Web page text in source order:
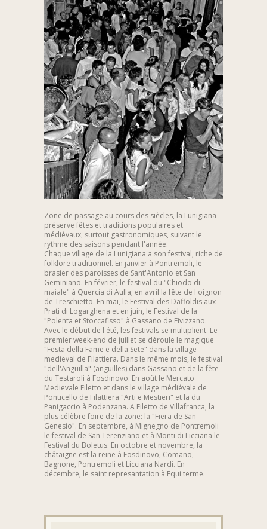
Zone de passage au cours des siècles, la Lunigiana
préserve fêtes et traditions populaires et
médiévaux, surtout gastronomiques, suivant le
rythme des saisons pendant l'année.
Chaque village de la Lunigiana a son festival, riche de
folklore traditionnel. En janvier à Pontremoli, le
brasier des paroisses de Sant'Antonio et San
Geminiano. En février, le festival du "Chiodo di
maiale" à Quercia di Aulla; en avril la fête de l'oignon
de Treschietto. En mai, le Festival des Daffoldis aux
Prati di Logarghena et en juin, le Festival de la
"Polenta et Stoccafisso" à Gassano de Fivizzano.
Avec le début de l'été, les festivals se multiplient. Le
premier week-end de juillet se déroule le magique
"Festa della Fame e della Sete" dans la village
medieval de Filattiera. Dans le même mois, le festival
"dell'Anguilla" (anguilles) dans Gassano et de la fête
du Testaroli à Fosdinovo. En août le Mercato
Medievale Filetto et dans le village médiévale de
Ponticello de Filattiera "Arti e Mestieri" et la du
Panigaccio à Podenzana. A Filetto de Villafranca, la
plus célèbre foire de la zone: la "Fiera de San
Genesio". En septembre, à Mignegno de Pontremoli
le festival de San Terenziano et à Monti di Licciana le
Festival du Boletus. En octobre et novembre, la
châtaigne est la reine à Fosdinovo, Comano,
Bagnone, Pontremoli et Licciana Nardi. En
décembre, le saint represantation à Equi terme.